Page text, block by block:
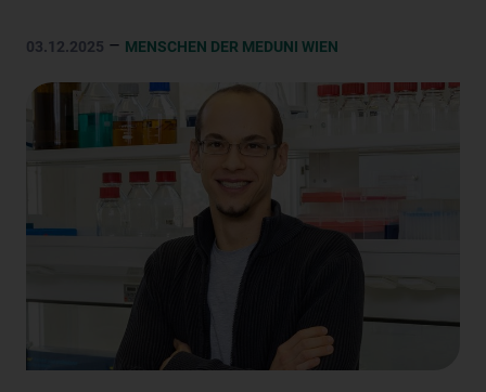
03.12.2025 – MENSCHEN DER MEDUNI WIEN